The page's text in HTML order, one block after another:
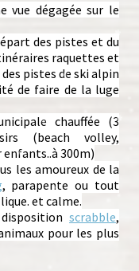
dégagée sur le
des pistes et du
raquettes et
pistes de ski alpin
de faire de la luge
chauffée (3
(beach volley,
300m)
les amoureux de la
, parapente ou tout
et calme.
scrabble,
pour les plus